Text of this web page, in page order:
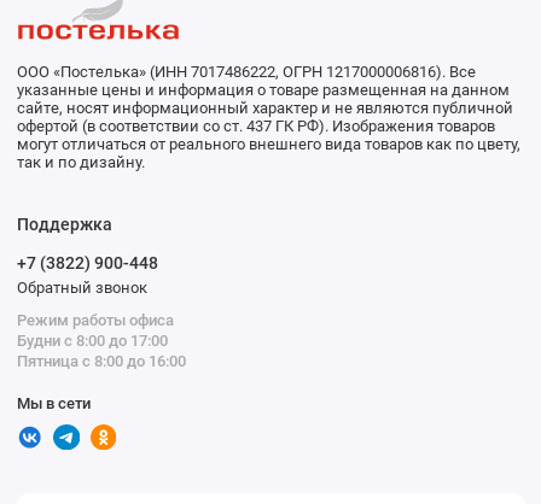
ООО «Постелька» (ИНН 7017486222, ОГРН 1217000006816). Все
указанные цены и информация о товаре размещенная на данном
сайте, носят информационный характер и не являются публичной
офертой (в соответствии со ст. 437 ГК РФ). Изображения товаров
могут отличаться от реального внешнего вида товаров как по цвету,
так и по дизайну.
Поддержка
+7 (3822) 900-448
Обратный звонок
Режим работы офиса
Будни с 8:00 до 17:00
Пятница с 8:00 до 16:00
Мы в сети